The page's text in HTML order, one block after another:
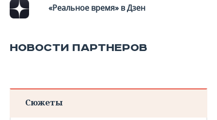
«Реальное время» в Дзен
НОВОСТИ ПАРТНЕРОВ
Сюжеты